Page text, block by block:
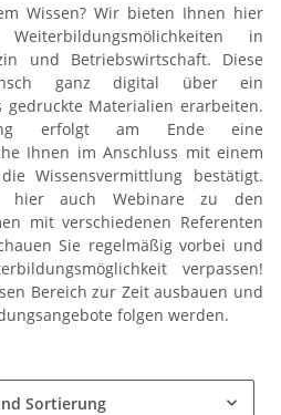
Wissen? Wir bieten Ihnen hier
in
und Betriebswirtschaft. Diese
ganz digital über ein
gedruckte Materialien erarbeiten.
erfolgt am Ende eine
Ihnen im Anschluss mit einem
Wissensvermittlung bestätigt.
hier auch Webinare zu den
mit verschiedenen Referenten
Sie regelmäßig vorbei und
verpassen!
Bereich zur Zeit ausbauen und
folgen werden.
Sortierung